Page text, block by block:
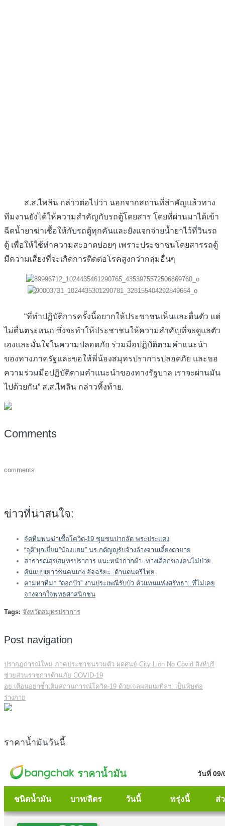
ส.ส.ไพลิน กล่าวต่อไปว่า นอกจากสถานที่สำคัญแล้วทาง
ทีมงานยังได้ให้ความสำคัญกับรถตู้โดยสาร โดยที่ผ่านมาได้เข้า
ฉีดน้ำยาฆ่าเชื้อให้กับรถตู้ทุกคันและยังแจกจ่ายน้ำยาไว้ที่วินรถ
ตู้ เพื่อให้ใช้ทำความสะอาดบ่อยๆ เพราะประชาชนโดยสารรถตู้
มีความเสี่ยงที่จะเกิดการติดต่อโรคสูงกว่ากลุ่มอื่นๆ
“ที่ทำปฏิบัติการครั้งนี้อยากให้ประชาชนเห็นและตื่นตัว แต่
ไม่ตื่นตระหนก ซึ่งจะทำให้ประชาชนให้ความสำคัญที่จะดูแลตัว
เองและมั่นใจในความปลอดภัย ร่วมมือปฏิบัติตามคำแนะนำ
ของทางภาครัฐและขอให้พี่น้องสมุทรปราการปลอดภัย และขอ
ความร่วมมือปฏิบัติตามคำแนะนำของทางรัฐบาล เราจะผ่านมัน
ไปด้วยกัน” ส.ส.ไพลิน กล่าวทิ้งท้าย.
Comments
comments
ข่าวที่น่าสนใจ:
จัดทีมพ่นฆ่าเชื้อโควิด-19 ชุมชนปากลัด พระประแดง
“จุติ”บุกเยี่ยม”น้องแฮม” นร.กตัญญูรับจ้างล้างจานเลี้ยงตายาย
สาธารณสุขสมุทรปราการ แนะหน้ากากผ้า..ทางเลือกของคนไม่ป่วย
ต้นแบบเยาวชนคนเก่ง อัจฉริยะ..ด้านดนตรีไทย
ตามหาที่มา “ดอกบัว” งานประเพณีรับบัว ตัวแทนแห่งศรัทธา..ที่ไม่เคย
จางจากใจพุทธศาสนิกชน
Tags: จังหวัดสมุทรปราการ
Post navigation
ปรากฎการณ์ใหม่ ภาคประชาชนรวมตัว ผุดศูนย์ City Lion No Covid สิงห์บุรี
ช่วยส่วนราชการต้านภัย COVID-19
อย.เตือนอย่าซ้ำเติมสถานการณ์โควิด-19 ด้วยเจลผสมเมทิลฯ..เป็นพิษต่อ
ร่างกาย
ราคาน้ำมันวันนี้